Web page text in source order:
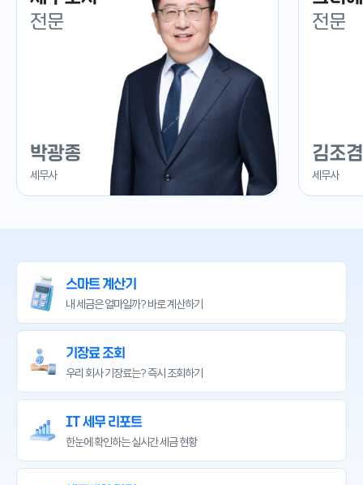
박광종
세무사
전문
김조겸
세무사
전문
스마트 계산기
내 세금은 얼마일까?바로 계산하기
기장료 조회
우리 회사 기장료는?즉시 조회하기
IT 세무 리포트
한눈에 확인하는실시간 세금 현황